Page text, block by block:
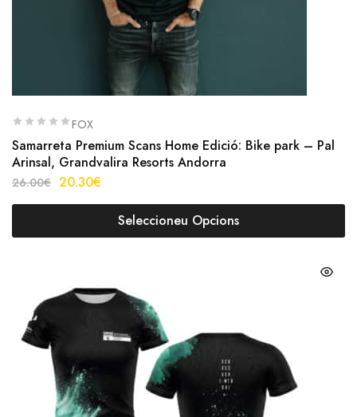
FOX
Samarreta Premium Scans Home Edició: Bike park – Pal
Arinsal, Grandvalira Resorts Andorra
26.00€ 20.30€
Seleccioneu Opcions